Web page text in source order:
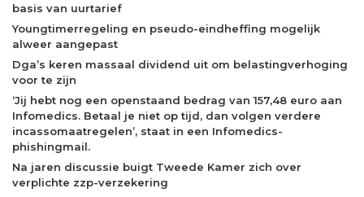
basis van uurtarief
Youngtimerregeling en pseudo-eindheffing mogelijk
alweer aangepast
Dga’s keren massaal dividend uit om belastingverhoging
voor te zijn
‘Jij hebt nog een openstaand bedrag van 157,48 euro aan
Infomedics. Betaal je niet op tijd, dan volgen verdere
incassomaatregelen’, staat in een Infomedics-
phishingmail.
Na jaren discussie buigt Tweede Kamer zich over
verplichte zzp-verzekering